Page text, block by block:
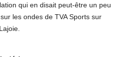
qui en disait peut-être un peu
les ondes de TVA Sports sur